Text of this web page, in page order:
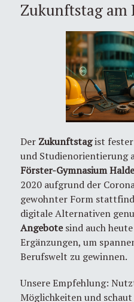
Zukunftstag am
Der Zukunftstagist fester
und Studienorientierung
Förster-Gymnasium
2020 aufgrund der
gewohnter Form
digitale Alternativen
Angebotesind auch
Ergänzungen, um
Berufswelt zu gewinnen.
Unsere Empfehlung:
Möglichkeiten und